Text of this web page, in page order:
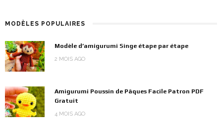
MODÈLES POPULAIRES
Modèle d’amigurumi Singe étape par étape
2 MOIS AGO
Amigurumi Poussin de Pâques Facile Patron PDF
Gratuit
4 MOIS AGO